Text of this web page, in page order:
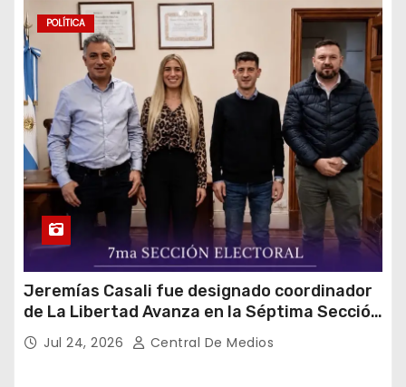
POLÍTICA
Jeremías Casali fue designado coordinador
de La Libertad Avanza en la Séptima Sección
Electoral
Jul 24, 2026 Central De Medios